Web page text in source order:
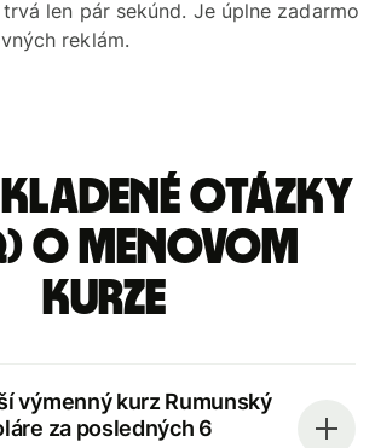
len pár sekúnd. Je úplne zadarmo
reklám.
otázky
o menovom
kurze
výmenný kurz Rumunský
za posledných 6